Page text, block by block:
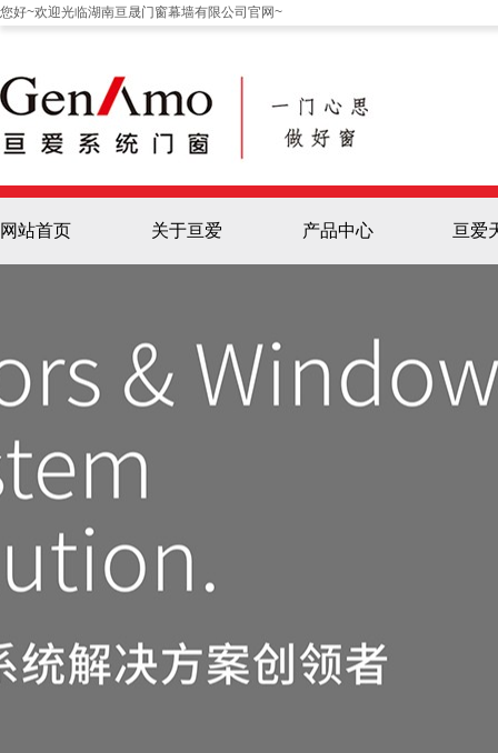
您好~欢迎光临湖南亘晟门窗幕墙有限公司官网~
网站首页 关于亘爱 产品中心 亘爱